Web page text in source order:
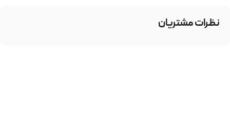
نظرات مشتریان